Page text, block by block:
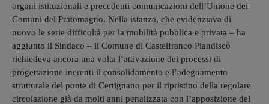
organi istituzionali e precedenti comunicazioni dell’Unione dei
Comuni del Pratomagno. Nella istanza, che evidenziava di
nuovo le serie difficoltà per la mobilità pubblica e privata – ha
aggiunto il Sindaco – il Comune di Castelfranco Piandiscò
richiedeva ancora una volta l’attivazione dei processi di
progettazione inerenti il consolidamento e l’adeguamento
strutturale del ponte di Certignano per il ripristino della regolare
circolazione già da molti anni penalizzata con l’apposizione del